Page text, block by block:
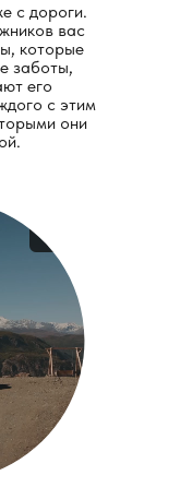
с дороги.
вас
которые
заботы,
его
с этим
они